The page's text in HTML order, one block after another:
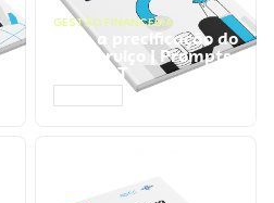
GESTÃO FINANCEIRA
Faça a precificação do
seu serviço | Prompts
ChatGPT